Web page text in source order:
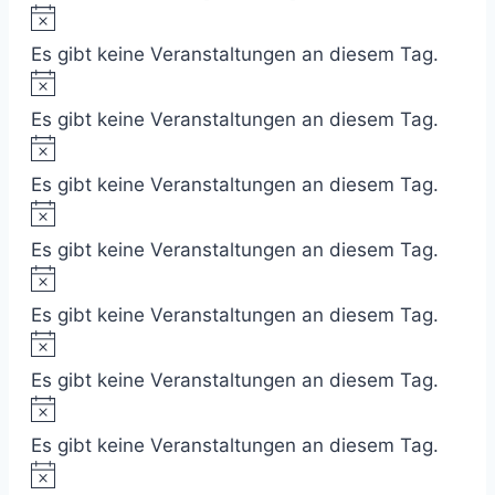
Es gibt keine Veranstaltungen an diesem Tag.
Es gibt keine Veranstaltungen an diesem Tag.
Es gibt keine Veranstaltungen an diesem Tag.
Es gibt keine Veranstaltungen an diesem Tag.
Es gibt keine Veranstaltungen an diesem Tag.
Es gibt keine Veranstaltungen an diesem Tag.
Es gibt keine Veranstaltungen an diesem Tag.